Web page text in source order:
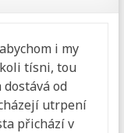
i my
tísni, tou
dostává od
utrpení
přichází v